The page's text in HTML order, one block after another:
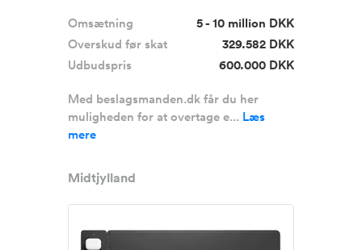
Omsætning
5 - 10 million DKK
Overskud før skat
329.582 DKK
Udbudspris
600.000 DKK
Med beslagsmanden.dk får du her
muligheden for at overtage e... Læs
mere
Midtjylland